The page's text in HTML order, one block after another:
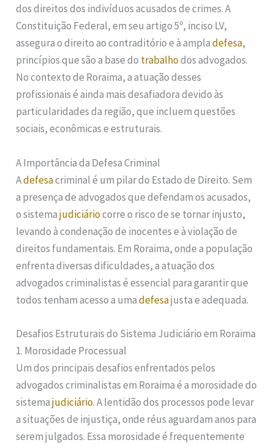
dos direitos dos indivíduos acusados de crimes. A
Constituição Federal, em seu artigo 5º, inciso LV,
assegura o direito ao contraditório e à ampladefesa,
princípios que são a base do trabalhodos advogados.
No contexto de Roraima, a atuação desses
profissionais é ainda mais desafiadora devido às
particularidades da região, que incluem questões
sociais, econômicas e estruturais.
A Importância da Defesa Criminal
Adefesacriminal é um pilar do Estado de Direito. Sem
a presença de advogados que defendam os acusados,
o sistemajudiciáriocorre o risco de se tornar injusto,
levando à condenação de inocentes e à violação de
direitos fundamentais. Em Roraima, onde a população
enfrenta diversas dificuldades, a atuação dos
advogados criminalistas é essencial para garantir que
todos tenham acesso a umadefesajusta e adequada.
Desafios Estruturais do Sistema Judiciário em Roraima
1. Morosidade Processual
Um dos principais desafios enfrentados pelos
advogados criminalistas em Roraima é a morosidade do
sistemajudiciário. A lentidão dos processos pode levar
a situações de injustiça, onde réus aguardam anos para
serem julgados. Essa morosidade é frequentemente